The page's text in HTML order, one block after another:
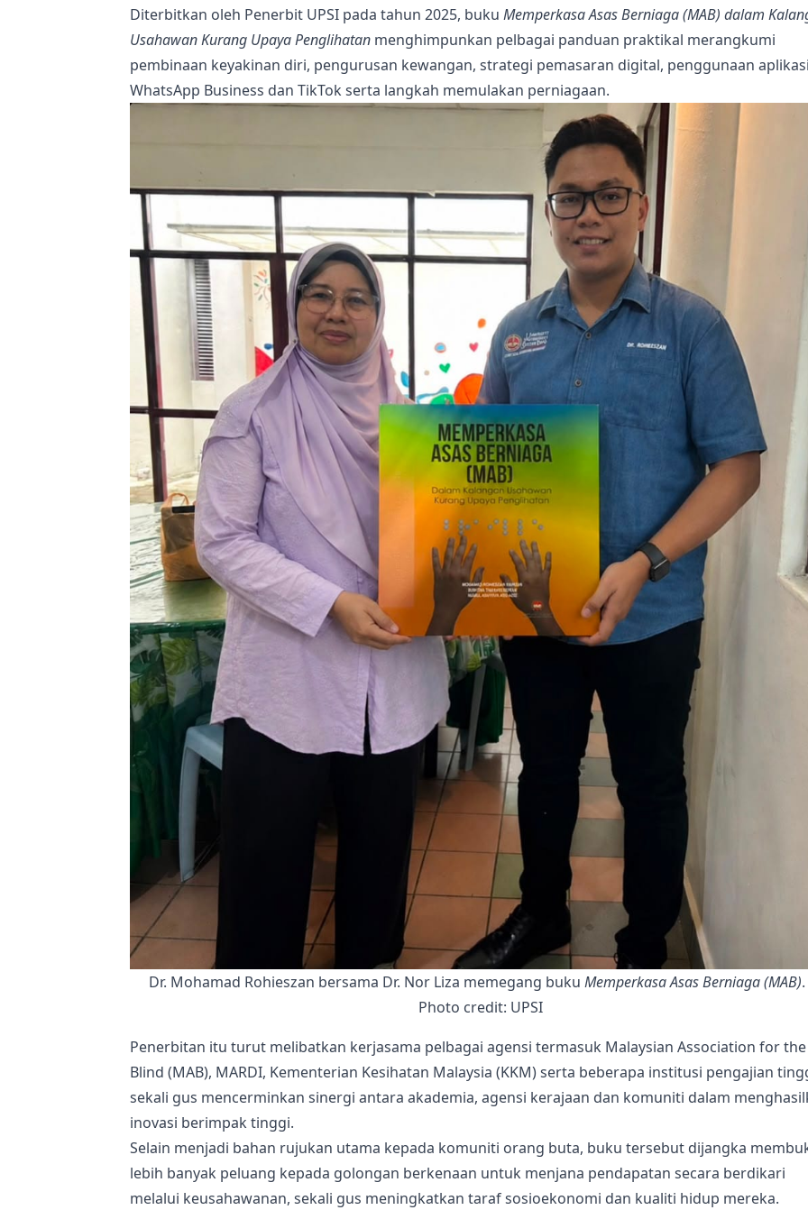
Diterbitkan oleh Penerbit UPSI pada tahun 2025, buku Memperkasa Asas Berniaga (MAB) dalam
Usahawan Kurang Upaya Penglihatan menghimpunkan pelbagai panduan praktikal merangkumi
pembinaan keyakinan diri, pengurusan kewangan, strategi pemasaran digital, penggunaan
WhatsApp Business dan TikTok serta langkah memulakan perniagaan.
Dr. Mohamad Rohieszan bersama Dr. Nor Liza memegang buku Memperkasa Asas Berniaga (MAB).
Photo credit: UPSI
Penerbitan itu turut melibatkan kerjasama pelbagai agensi termasuk Malaysian Association for the
Blind (MAB), MARDI, Kementerian Kesihatan Malaysia (KKM) serta beberapa institusi pengajian
sekali gus mencerminkan sinergi antara akademia, agensi kerajaan dan komuniti dalam
inovasi berimpak tinggi.
Selain menjadi bahan rujukan utama kepada komuniti orang buta, buku tersebut dijangka
lebih banyak peluang kepada golongan berkenaan untuk menjana pendapatan secara berdikari
melalui keusahawanan, sekali gus meningkatkan taraf sosioekonomi dan kualiti hidup mereka.